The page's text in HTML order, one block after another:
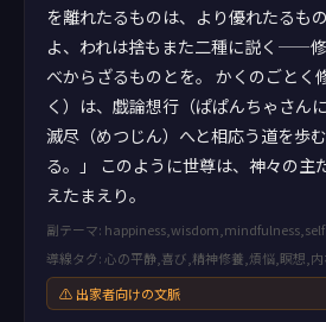
を離れたるものは、より優れたるも
よ、われは捨もまた二種に説く——
べからざるものとを。 かくのごとく
く）は、戯論想行（ぱぱんちゃさん
滅尽（めつじん）へと相応う道を歩
る。」 このように世尊は、神々の主
えたまえり。
副テーマ: happiness,wisdom,mindfulness,self
導線タグ: 心の平静,喜び,精神修養,煩悩,瞑想,
⚠ 出家者向けの文脈